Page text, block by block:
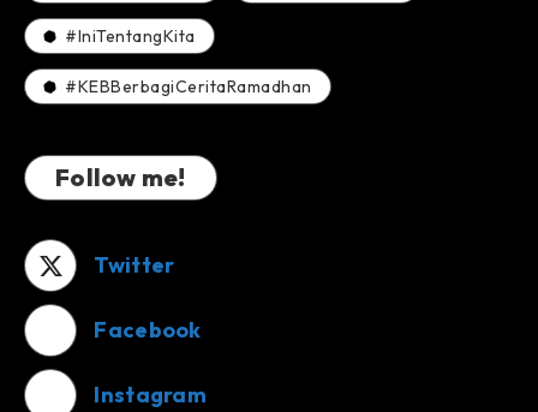
#IniTentangKita
#KEBBerbagiCeritaRamadhan
Follow me!
Twitter
Facebook
Instagram